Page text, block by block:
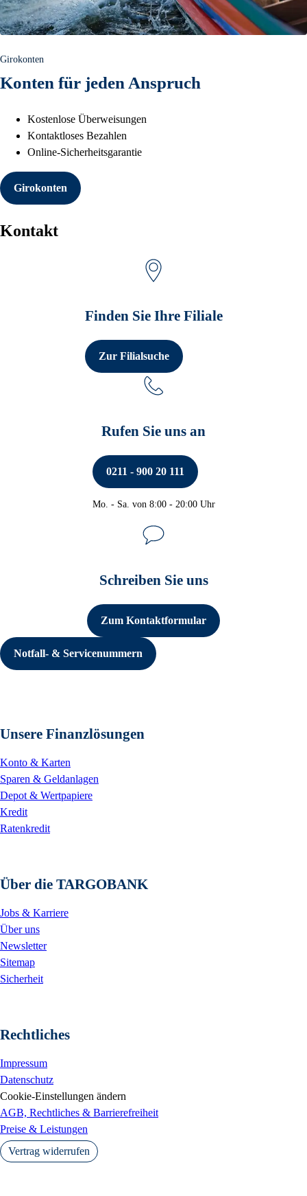
Girokonten
Konten für jeden Anspruch
Kostenlose Überweisungen
Kontaktloses Bezahlen
Online-Sicherheitsgarantie
Girokonten
Kontakt
Finden Sie Ihre Filiale
Zur Filialsuche
Rufen Sie uns an
0211 - 900 20 111
Telefon-Banking
Mo. - Sa. von 8:00 - 20:00 Uhr
Schreiben Sie uns
Zum Kontaktformular
Notfall- & Servicenummern
Unsere Finanzlösungen
Konto & Karten
Sparen & Geldanlagen
Depot & Wertpapiere
Kredit
Ratenkredit
Über die TARGOBANK
Jobs & Karriere
Über uns
Newsletter
Sitemap
Sicherheit
Rechtliches
Impressum
Datenschutz
Cookie-Einstellungen ändern
AGB, Rechtliches & Barrierefreiheit
Preise & Leistungen
Vertrag widerrufen